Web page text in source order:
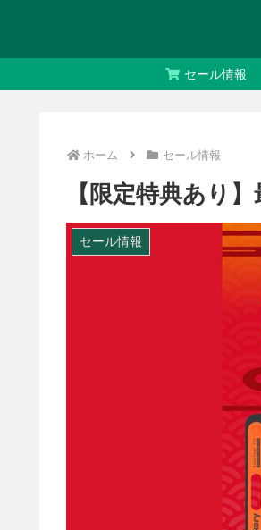
セール情報
ホーム セール情報
【限定特典あり
セール情報